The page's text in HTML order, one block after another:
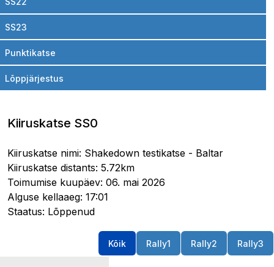
SS23
Punktikatse
Lõppjärjestus
Kiiruskatse SS0
Kiiruskatse nimi: Shakedown testikatse - Baltar
Kiiruskatse distants: 5.72km
Toimumise kuupäev: 06. mai 2026
Alguse kellaaeg: 17:01
Staatus: Lõppenud
Kõik Rally1 Rally2 Rally3